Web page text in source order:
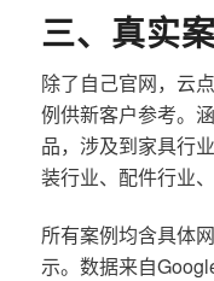
三、真实
除了自己官网，云
例供新客户参考。
品，涉及到家具行
装行业、配件行业
所有案例均含具体
示。数据来自